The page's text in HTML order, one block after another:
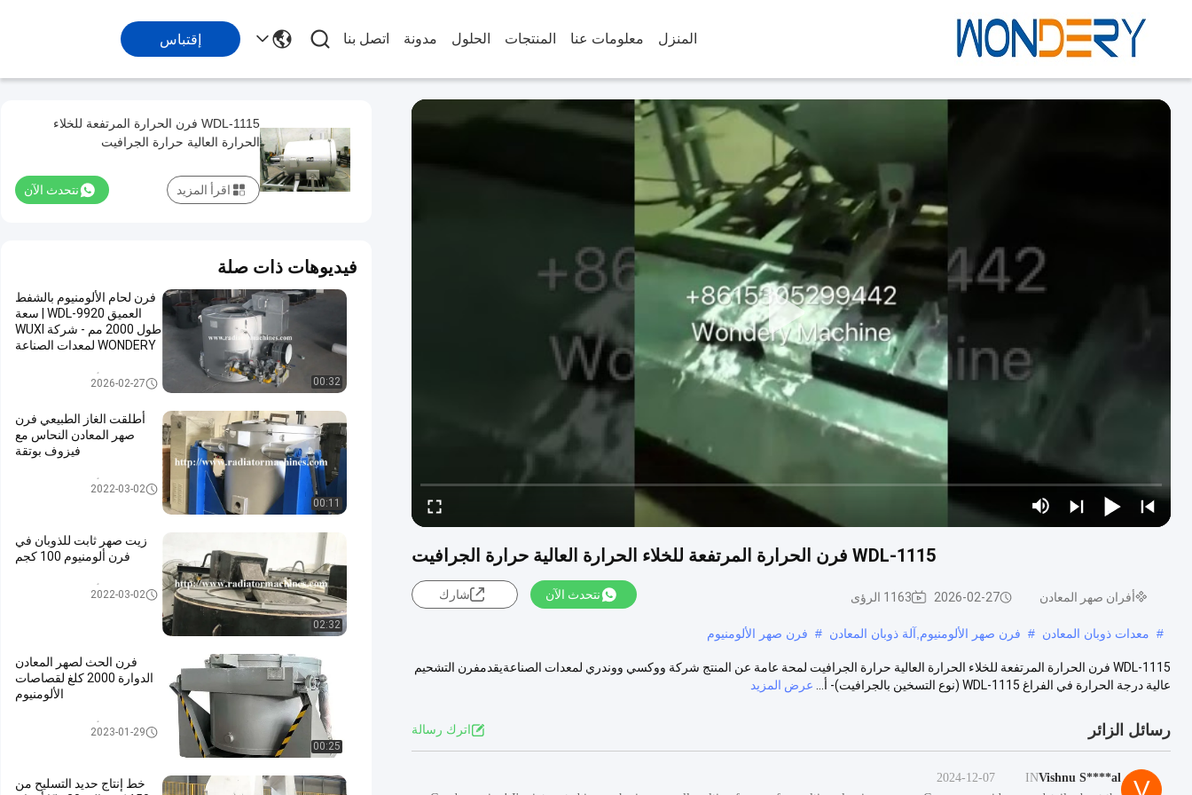
المنزل معلومات عنا المنتجات الحلول مدونة اتصل بنا إقتباس
WDL-1115 فرن الحرارة المرتفعة للخلاء الحرارة العالية حرارة الجرافيت
أفران صهر المعادن 2026-02-27 1163 الرؤى نتحدث الآن شارك
# معدات ذوبان المعادن # فرن صهر الألومنيوم,آلة ذوبان المعادن # فرن صهر الألومنيوم
WDL-1115 فرن الحرارة المرتفعة للخلاء الحرارة العالية حرارة الجرافيت لمحة عامة عن المنتج شركة ووكسي ووندري لمعدات الصناعةيقدمفرن التشحيم
عالية درجة الحرارة في الفراغ WDL-1115 (نوع التسخين بالجرافيت)- أ...
عرض المزيد
رسائل الزائر اترك رسالة
V
Vishnu S****al
IN
2024-12-07
WDL-1115 فرن الحرارة المرتفعة للخلاء
الحرارة العالية حرارة الجرافيت
نتحدث الآن اقرأ المزيد
فيديوهات ذات صلة
00:32
فرن لحام الألومنيوم بالشفط
العميق WDL-9920 | سعة
طول 2000 مم - شركة WUXI
WONDERY لمعدات الصناعة
أفران صهر المعادن2026-02-27
00:11
أطلقت الغاز الطبيعي فرن
صهر المعادن النحاس مع
فيزوف بوتقة
أفران صهر المعادن2022-03-02
02:32
زيت صهر ثابت للذوبان في
فرن ألومنيوم 100 كجم
أفران صهر المعادن2022-03-02
00:25
فرن الحث لصهر المعادن
الدوارة 2000 كلغ لقصاصات
الألومنيوم
أفران صهر المعادن2023-01-29
خط إنتاج حديد التسليح من